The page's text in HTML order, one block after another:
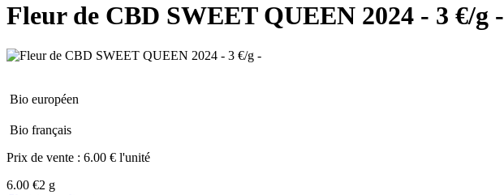
Fleur de CBD SWEET QUEEN 2024 - 3 €/g -
Bio européen
Bio français
Prix de vente : 6.00 € l'unité
6.00 €2 g